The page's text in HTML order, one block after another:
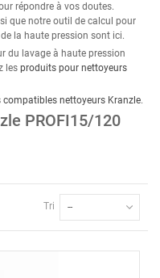
répondre à vos doutes.
que notre outil de calcul pour
la haute pression sont ici.
du lavage à haute pression
les produits pour nettoyeurs
compatibles nettoyeurs Kranzle.
PROFI15/120
Tri --